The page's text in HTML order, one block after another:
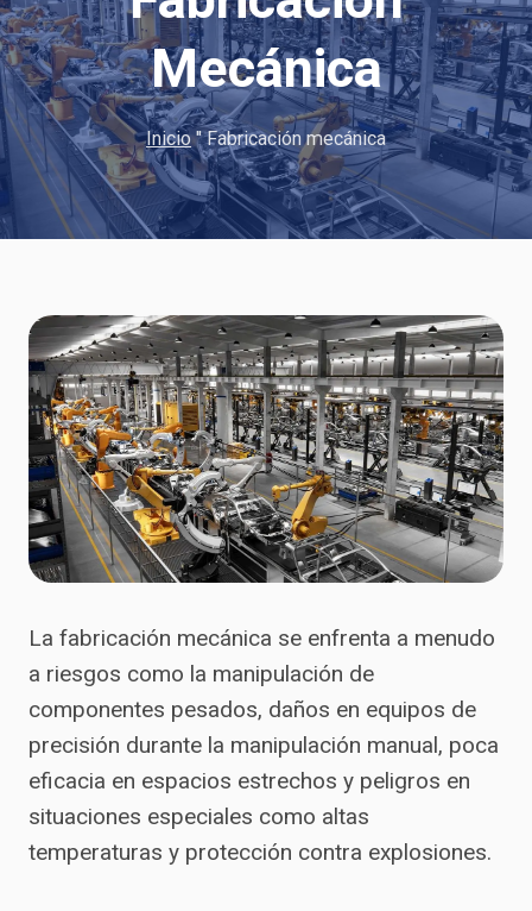
Mecánica
Inicio"Fabricación mecánica
La fabricación mecánica se enfrenta a menudo
a riesgos como la manipulación de
componentes pesados, daños en equipos de
precisión durante la manipulación manual, poca
eficacia en espacios estrechos y peligros en
situaciones especiales como altas
temperaturas y protección contra explosiones.